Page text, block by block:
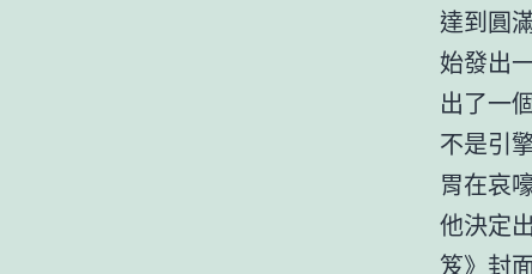
達到圓
始發出
出了一
不是引
胃在哀
他決定
笈》封